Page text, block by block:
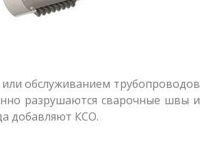
обслуживанием трубопроводов
разрушаются сварочные швы и
добавляют КСО.